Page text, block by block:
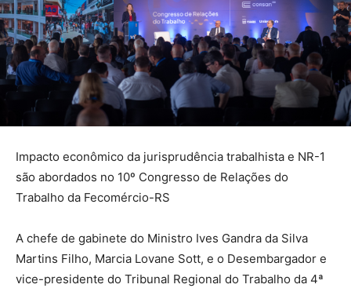
Impacto econômico da jurisprudência trabalhista e NR-1
são abordados no 10º Congresso de Relações do
Trabalho da Fecomércio-RS
A chefe de gabinete do Ministro Ives Gandra da Silva
Martins Filho, Marcia Lovane Sott, e o Desembargador e
vice-presidente do Tribunal Regional do Trabalho da 4ª